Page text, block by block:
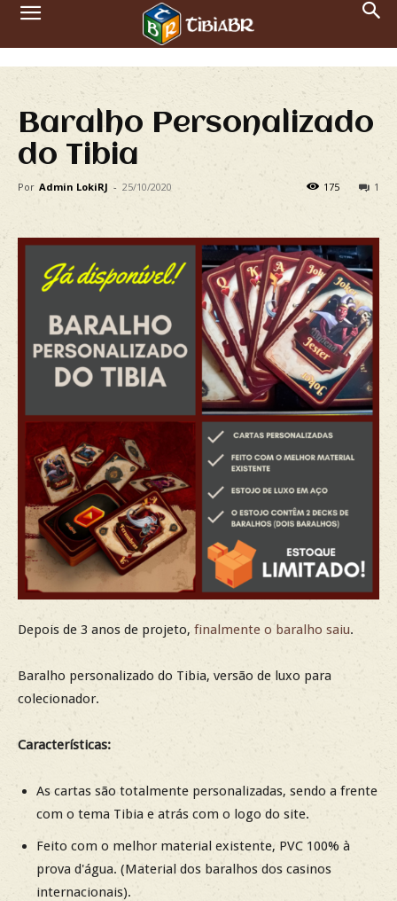
Baralho Personalizado
do Tibia
Por Admin LokiRJ - 25/10/2020 1
175
Depois de 3 anos de projeto, finalmente o baralho saiu.
Baralho personalizado do Tibia, versão de luxo para
colecionador.
Características:
As cartas são totalmente personalizadas, sendo a frente
com o tema Tibia e atrás com o logo do site.
Feito com o melhor material existente, PVC 100% à
prova d'água. (Material dos baralhos dos casinos
internacionais).